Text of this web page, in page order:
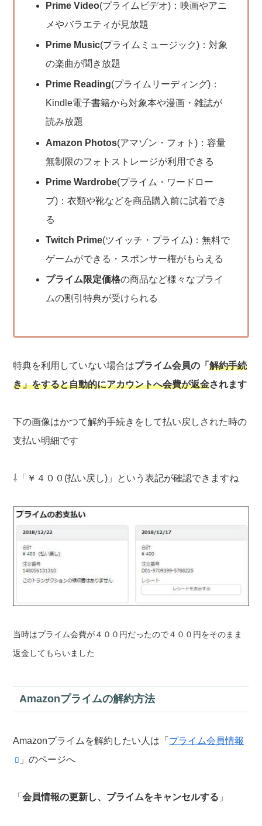
Prime Video(プライムビデオ)：映画やアニ
メやバラエティが見放題
Prime Music(プライムミュージック)：対象
の楽曲が聞き放題
Prime Reading(プライムリーディング)：
Kindle電子書籍から対象本や漫画・雑誌が
読み放題
Amazon Photos(アマゾン・フォト)：容量
無制限のフォトストレージが利用できる
Prime Wardrobe(プライム・ワードロー
ブ)：衣類や靴などを商品購入前に試着でき
る
Twitch Prime(ツイッチ・プライム)：無料で
ゲームができる・スポンサー権がもらえる
プライム限定価格の商品など様々なプライ
ムの割引特典が受けられる
特典を利用していない場合はプライム会員の「解約手続
き」をすると自動的にアカウントへ会費が返金されます
下の画像はかつて解約手続きをして払い戻しされた時の
支払い明細です
⇩「￥４００(払い戻し)」という表記が確認できますね
当時はプライム会費が４００円だったので４００円をそのまま
返金してもらいました
Amazonプライムの解約方法
Amazonプライムを解約したい人は「 プライム会員情報
」のページへ
「会員情報の更新し、プライムをキャンセルする 」